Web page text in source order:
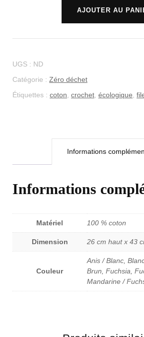
Filet
AJOUTER AU
UGS : ND
Catégorie : Zéro déchet
Étiquettes : coton, crochet, écologique,
Informations
Informations
Matériel 100 % coton
Dimension 26 cm haut x 43
Couleur
Anis / Blanc,
Brun, Fuchsia,
Mandarine /